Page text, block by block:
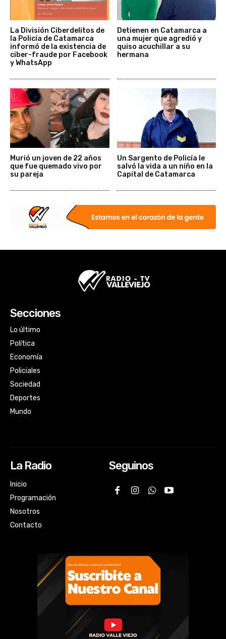
La División Ciberdelitos de
la Policía de Catamarca
informó de la existencia de
ciber-fraude por Facebook
y WhatsApp
Detienen en Catamarca a
una mujer que agredió y
quiso acuchillar a su
hermana
Murió un joven de 22 años
que fue quemado vivo por
su pareja
Un Sargento de Policía le
salvó la vida a un niño en la
Capital de Catamarca
Secciones
Lo último
Política
Economía
Policiales
Sociedad
Deportes
Mundo
La Radio
Inicio
Programación
Nosotros
Contacto
Seguinos